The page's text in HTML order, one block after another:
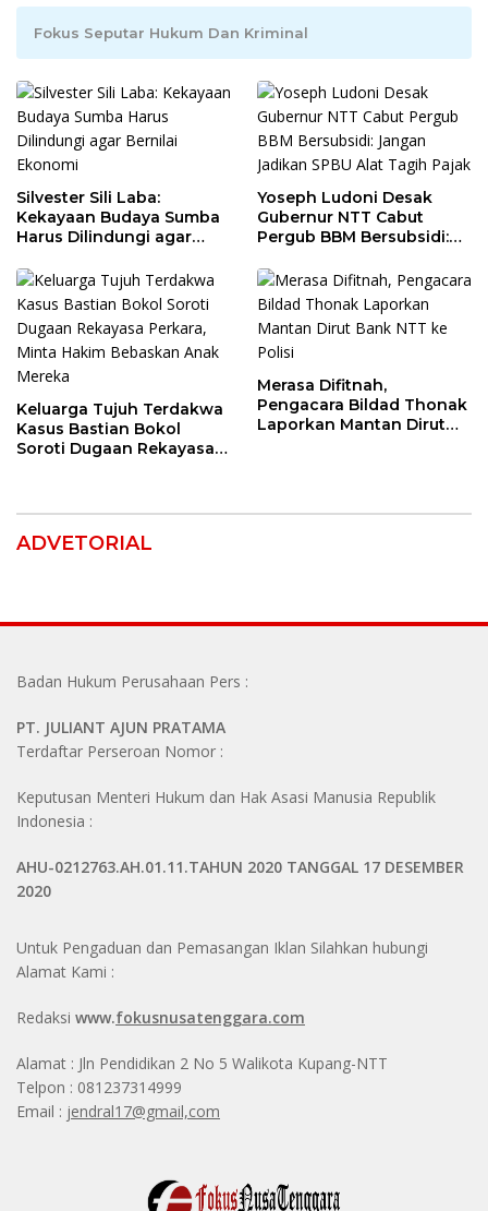
Fokus Seputar Hukum Dan Kriminal
Silvester Sili Laba:
Kekayaan Budaya Sumba
Harus Dilindungi agar
Yoseph Ludoni Desak
Gubernur NTT Cabut
Pergub BBM Bersubsidi:
Tagih Pajak
Keluarga Tujuh Terdakwa
Kasus Bastian Bokol
Soroti Dugaan Rekayasa
Merasa Difitnah,
Pengacara Bildad Thonak
Laporkan Mantan Dirut
ADVETORIAL
Badan Hukum Perusahaan Pers :
PT. JULIANT AJUN PRATAMA
Terdaftar Perseroan Nomor :
Keputusan Menteri Hukum dan Hak Asasi Manusia Republik
Indonesia :
AHU-0212763.AH.01.11.TAHUN 2020 TANGGAL 17 DESEMBER
2020
Untuk Pengaduan dan Pemasangan Iklan Silahkan hubungi
Alamat Kami :
Redaksi www.fokusnusatenggara.com
Alamat : Jln Pendidikan 2 No 5 Walikota Kupang-NTT
Telpon : 081237314999
Email : jendral17@gmail,com